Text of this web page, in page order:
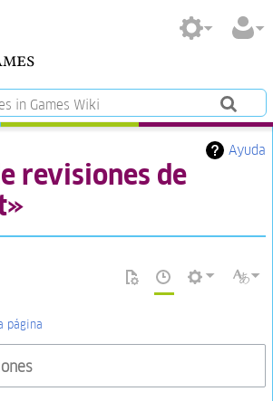
Ayuda
revisiones de
página